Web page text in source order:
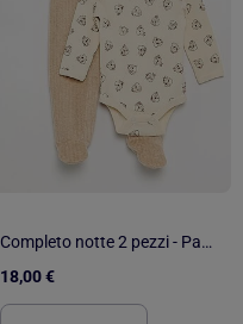
Completo notte 2 pezzi - Pagliaccetto senza maniche + body
18,00 €